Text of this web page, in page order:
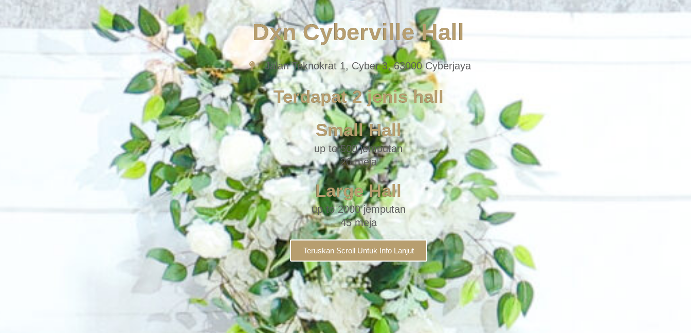
Dxn Cyberville Hall
Jalan Teknokrat 1, Cyber 3, 63000 Cyberjaya
Terdapat 2 jenis hall
Small Hall
up to 500 jemputan
20 meja
Large Hall
up to 2000 jemputan
45 meja
Teruskan Scroll Untuk Info Lanjut